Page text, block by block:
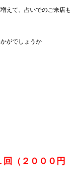
えて、占いでのご来店も
がでしょうか
（２０００円